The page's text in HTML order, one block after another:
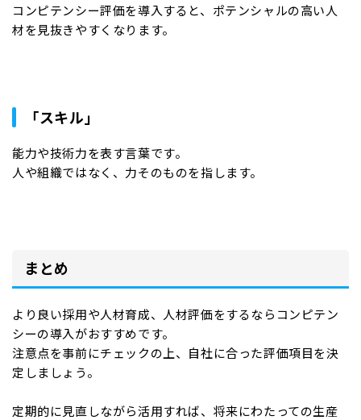
コンピテンシー評価を導入すると、ポテンシャルの高い人
材を見抜きやすくなります。
「スキル」
能力や技術力を表す言葉です。
人や組織ではなく、力そのものを指します。
まとめ
より良い採用や人材育成、人材評価をするならコンピテン
シーの導入がおすすめです。
注意点を事前にチェックの上、自社に合った評価項目を決
定しましょう。
定期的に見直しながら活用すれば、将来にわたっての生産